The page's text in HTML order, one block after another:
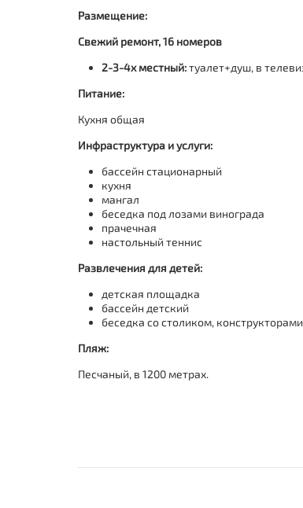
Размещение:
Свежий ремонт, 16 номеров
2-3-4х местный:туалет+душ, в
Питание:
Кухня общая
Инфраструктура и услуги:
бассейн стационарный
кухня
мангал
беседка под лозами винограда
прачечная
настольный теннис
Развлечения для детей:
детская площадка
бассейн детский
беседка со столиком,
Пляж:
Песчаный, в 1200 метрах.